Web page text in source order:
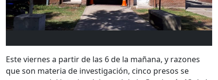
Este viernes a partir de las 6 de la mañana, y razones
que son materia de investigación, cinco presos se